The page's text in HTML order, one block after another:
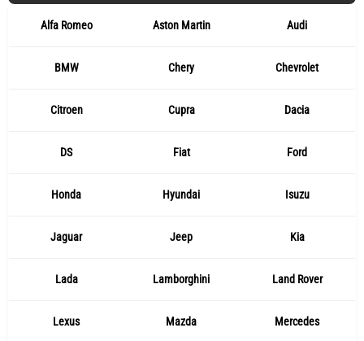
Alfa Romeo Aston Martin Audi
BMW Chery Chevrolet
Citroen Cupra Dacia
DS Fiat Ford
Honda Hyundai Isuzu
Jaguar Jeep Kia
Lada Lamborghini Land Rover
Lexus Mazda Mercedes